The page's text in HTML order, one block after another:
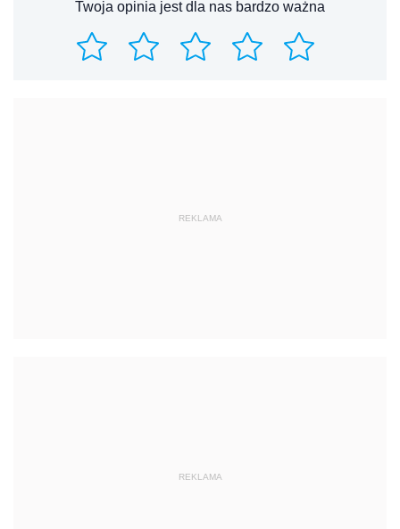
Twoja opinia jest dla nas bardzo ważna
REKLAMA
REKLAMA